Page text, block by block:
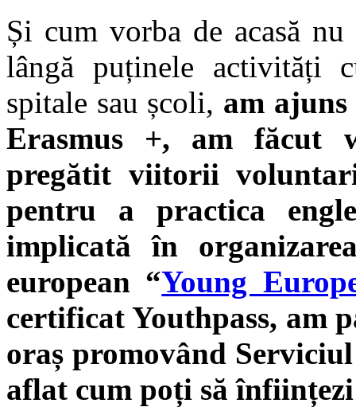
Și cum vorba de acasă
lângă puținele activități
spitale sau școli, am
Erasmus +, am făcut
pregătit viitorii
pentru a practica
implicată în
european “Young
certificat Youthpass, am
oraș promovând
aflat cum poți să